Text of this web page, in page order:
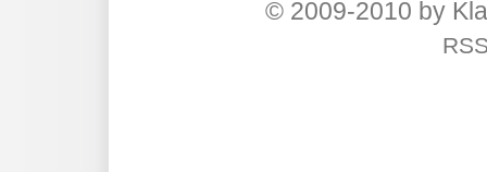
© 2009-2010 by